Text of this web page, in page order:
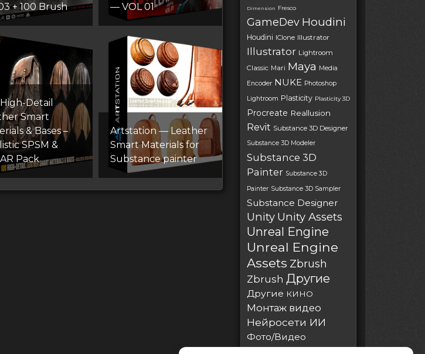
+ 100 Brush
— VOL 01
Detail
Smart
& Bases –
SPSM &
Pack
Artstation — Leather
Smart Materials for
Substance painter
Dimension Fresco
GameDev Houdini
Houdini IClone Illustrator
Illustrator Lightroom
Classic Mari Maya
Media
Encoder NUKE Photoshop
Lightroom Plasticity Plasticity 3D
Procreate Reallusion
Revit Substance 3D Designer
Substance 3D Modeler
Substance 3D
Painter Substance 3D
Painter Substance 3D Sampler
Substance Designer
Unity Unity Assets
Unreal Engine
Unreal Engine
Assets Zbrush
Zbrush Другие
Другие КИНО
Монтаж видео
Нейросети ИИ
Фото/Видео